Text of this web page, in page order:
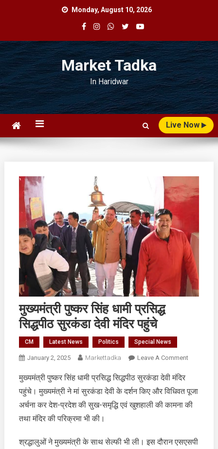
Monday, August 10, 2026
Market Tadka
In Haridwar
Live Now
मुख्यमंत्री पुष्कर सिंह धामी प्रसिद्ध
सिद्धपीठ सुरकंडा देवी मंदिर पहुंचे
CM Latest News Politics Special News
January 2, 2025 Markettadka Leave A CommentOn
सिंह
धामी
देवी
मुख्यमंत्री पुष्कर सिंह धामी प्रसिद्ध सिद्धपीठ सुरकंडा देवी मंदिर
पहुंचे। मुख्यमंत्री ने मां सुरकंडा देवी के दर्शन किए और विधिवत पूजा
अर्चना कर देश-प्रदेश की सुख-समृद्धि एवं खुशहाली की कामना की
तथा मंदिर की परिक्रमा भी की।
श्रद्धालुओं ने मुख्यमंत्री के साथ सेल्फी भी ली। इस दौरान एसएसपी